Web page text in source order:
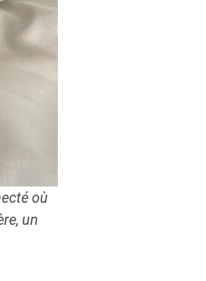
où
un